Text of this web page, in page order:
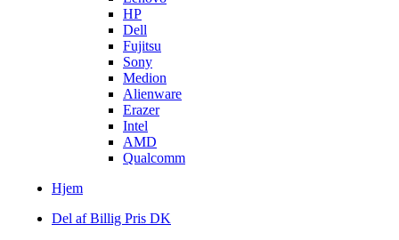
HP
Dell
Fujitsu
Sony
Medion
Alienware
Erazer
Intel
AMD
Qualcomm
Hjem
Del af Billig Pris DK